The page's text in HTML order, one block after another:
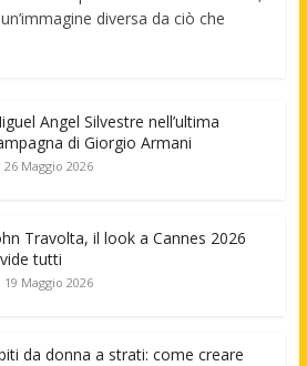
diversa da ciò che
Angel Silvestre nell’ultima
di Giorgio Armani
26 Maggio 2026
Travolta, il look a Cannes 2026
tutti
19 Maggio 2026
da donna a strati: come creare